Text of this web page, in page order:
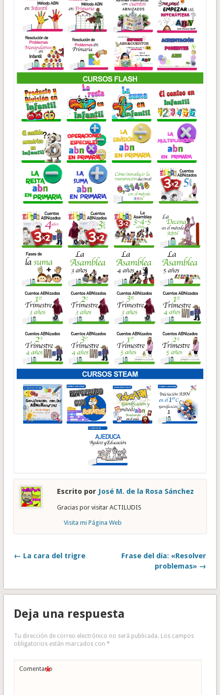
Escrito por José M. de la Rosa Sánchez
Gracias por visitar ACTILUDIS
Visita mi Página Web
← La cara del trigre
Frase del día: «Resolver
problemas» →
Deja una respuesta
Tu dirección de correo electrónico no será publicada. Los campos
obligatorios están marcados con *
Comentario
*